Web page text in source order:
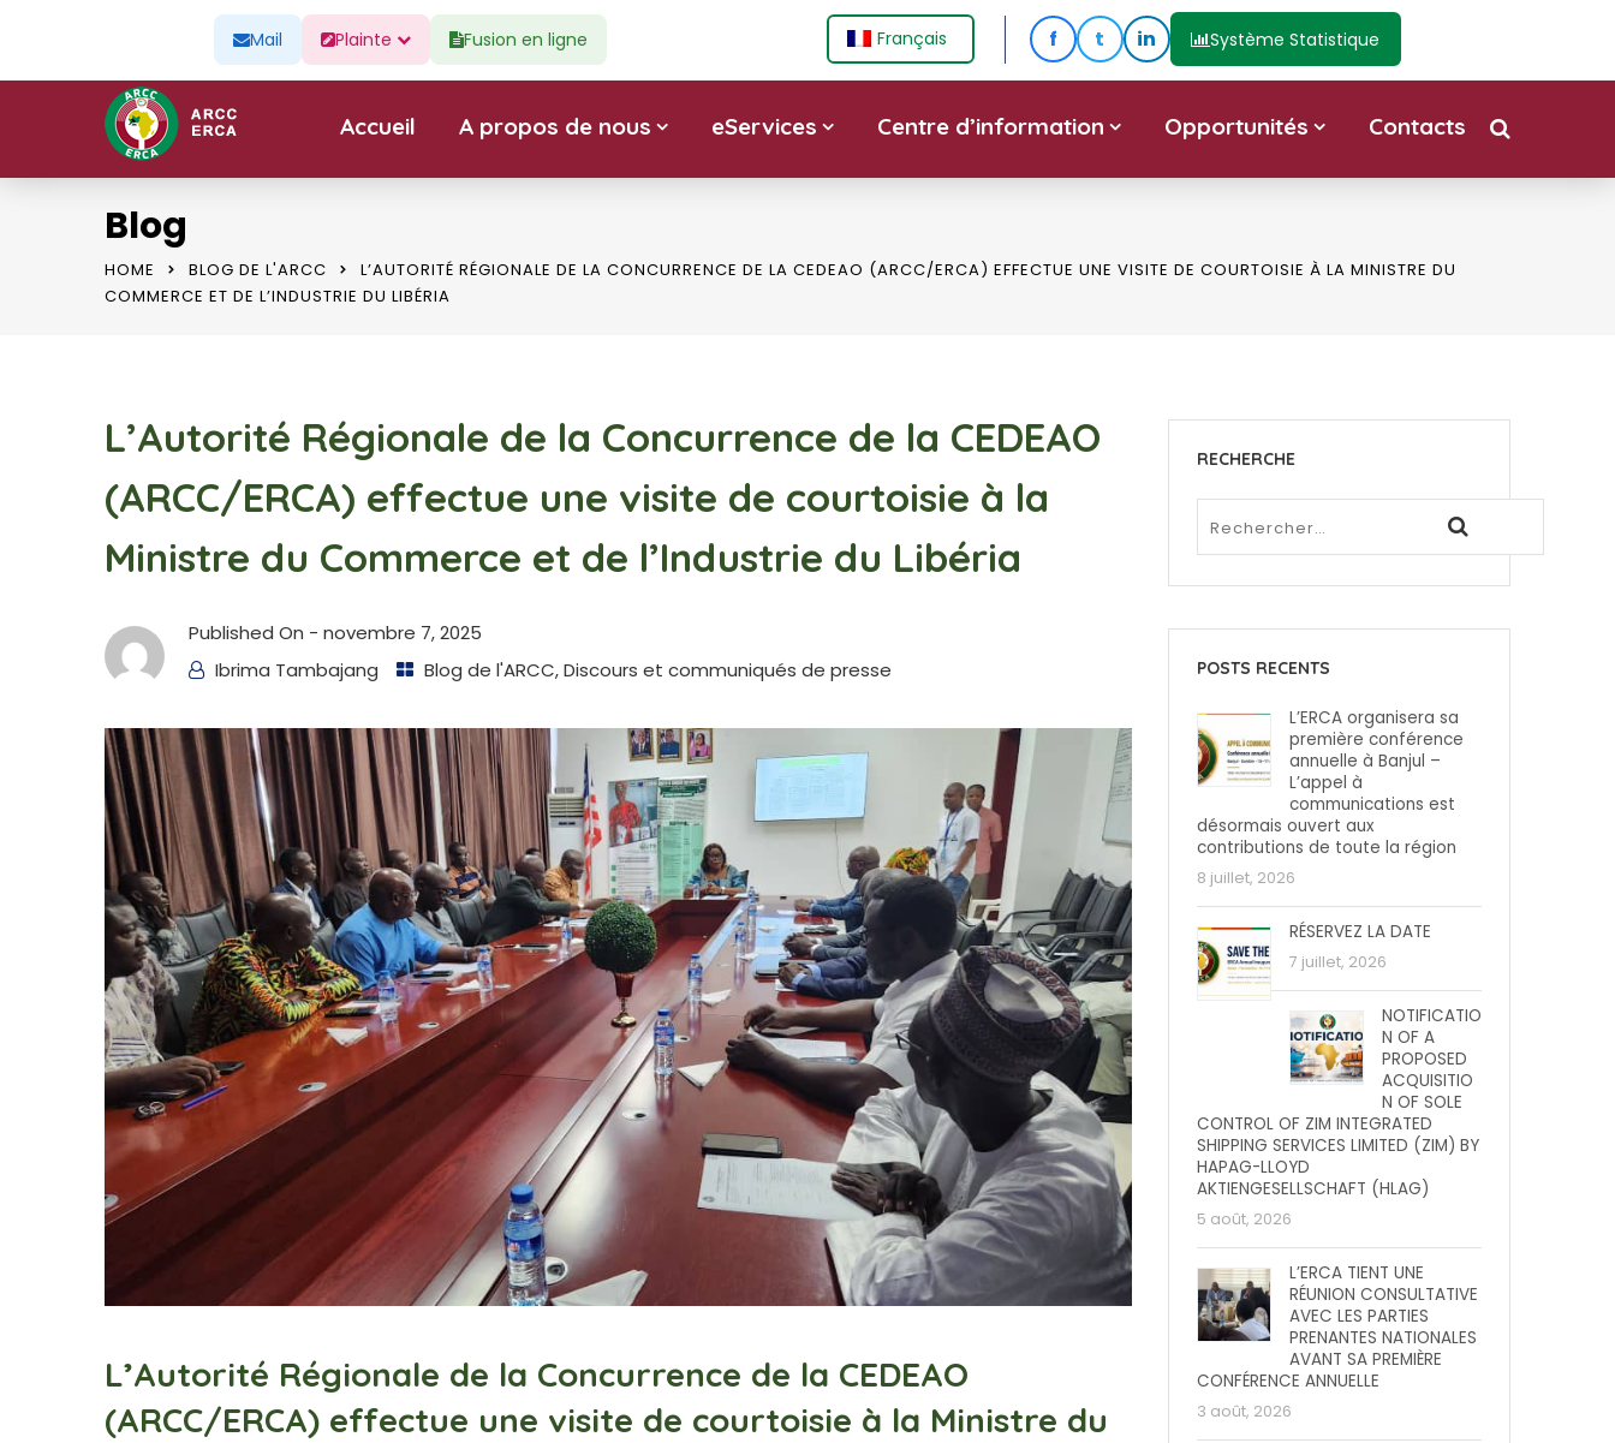
Mail Plainte Fusion en ligne Français f t in Système Statistique
Accueil A propos de nous eServices Centre d’information Opportunités Contacts
Blog
HOME BLOG DE L'ARCC
L’AUTORITÉ RÉGIONALE DE LA CONCURRENCE DE LA CEDEAO (ARCC/ERCA) EFFECTUE UNE VISITE DE COURTOISIE À LA MINISTRE DU
COMMERCE ET DE L’INDUSTRIE DU LIBÉRIA
L’Autorité Régionale de la Concurrence de la CEDEAO
(ARCC/ERCA) effectue une visite de courtoisie à la
Ministre du Commerce et de l’Industrie du Libéria
Published On - novembre 7, 2025
Ibrima Tambajang
Blog de l'ARCC,Discours et communiqués de presse
L’Autorité Régionale de la Concurrence de la CEDEAO
(ARCC/ERCA) effectue une visite de courtoisie à la Ministre du
RECHERCHE
POSTS RECENTS
L’ERCA organisera sa
première conférence
annuelle à Banjul –
L’appel à
communications est
désormais ouvert aux
contributions de toute la région
8 juillet, 2026
RÉSERVEZ LA DATE
7 juillet, 2026
NOTIFICATIO
N OF A
PROPOSED
ACQUISITIO
N OF SOLE
CONTROL OF ZIM INTEGRATED
SHIPPING SERVICES LIMITED (ZIM) BY
HAPAG-LLOYD
AKTIENGESELLSCHAFT (HLAG)
5 août, 2026
L’ERCA TIENT UNE
RÉUNION CONSULTATIVE
AVEC LES PARTIES
PRENANTES NATIONALES
AVANT SA PREMIÈRE
CONFÉRENCE ANNUELLE
3 août, 2026